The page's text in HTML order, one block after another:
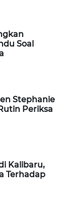
Soal
Stephanie
Periksa
Kalibaru,
Terhadap